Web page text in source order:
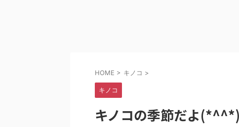
HOME > キノコ >
キノコ
キノコの季節だよ(*^^*)